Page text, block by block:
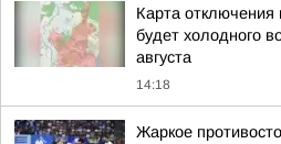
Карта
будет холодного
августа
14:18
Жаркое